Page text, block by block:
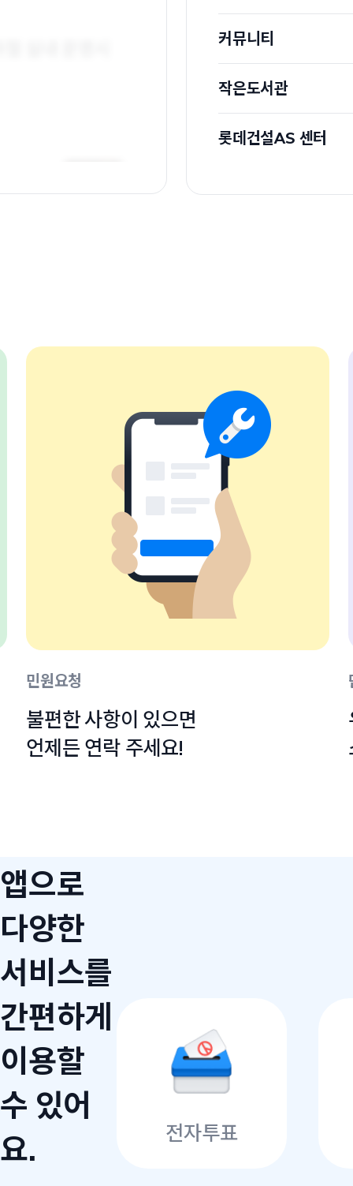
커뮤니티
작은도서관
롯데건설AS 센터
민원요청
불편한 사항이 있으면
언제든 연락 주세요!
앱으로
다양한
서비스를
간편하게
이용할
수 있어
요.
전자투표